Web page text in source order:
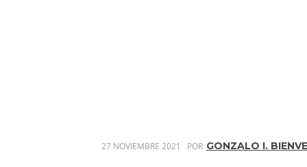
27 NOVIEMBRE 2021 POR GONZALO I.